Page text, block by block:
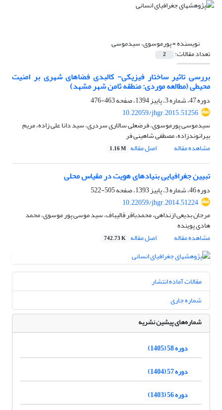
نویسنده =پورموسوی، سیدموسی
تعداد مقالات: 2
بررسی تاثیر ساختار فیزیکی- کالبدی فضاهای شهری بر امنیت
محیطی (مطالعه موردی: منطقه ثامن شهر مشهد)
دوره 47، شماره 3، پاییز 1394، صفحه
463-476
10.22059/jhgr.2015.51256
سیدموسی پورموسوی، فرضعلی سالاری سردری، سید دانا علی زاده، مریم
بیرانوندزاده، مصطفی شاهینی فر
مشاهده مقاله
اصل مقاله 1.16 M
تبیین جغرافیایی بنیادهای هویت در مقیاس محلی
دوره 46، شماره 3، پاییز 1393، صفحه
505-522
10.22059/jhgr.2014.51224
مرجان بدیعی ازنداهی، محمدباقر قالیباف، سید موسی پور موسوی، محمد
هادی پوینده
مشاهده مقاله
اصل مقاله 742.73 K
مقالات آماده انتشار
شماره جاری
شماره‌های پیشین نشریه
دوره 58 (1405)
دوره 57 (1404)
دوره 56 (1403)